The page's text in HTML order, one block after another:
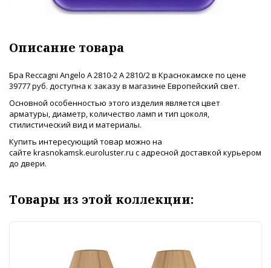
Описание товара
Бра Reccagni Angelo A 2810-2 A 2810/2 в Краснокамске по цене
39777 руб. доступна к заказу в магазине Европейский свет.
Основной особенностью этого изделия является цвет
арматуры, диаметр, количество ламп и тип цоколя,
стилистический вид и материалы.
Купить интересующий товар можно на
сайте krasnokamsk.euroluster.ru с адресной доставкой курьером
до двери.
Товары из этой коллекции: